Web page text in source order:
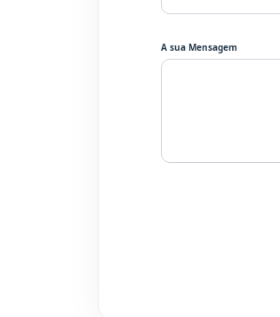
A sua Mensagem